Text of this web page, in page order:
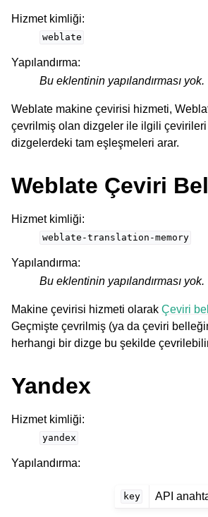
Hizmet kimliği:
weblate
Yapılandırma:
Bu eklentinin yapılandırması yok.
Weblate makine çevirisi hizmeti,
çevrilmiş olan dizgeler ile ilgili
dizgelerdeki tam eşleşmeleri arar.
Weblate Çeviri
Hizmet kimliği:
weblate-translation-memory
Yapılandırma:
Bu eklentinin yapılandırması yok.
Makine çevirisi hizmeti olarak Çeviri
Geçmişte çevrilmiş (ya da çeviri
herhangi bir dizge bu şekilde
Yandex
Hizmet kimliği:
yandex
Yapılandırma:
key API